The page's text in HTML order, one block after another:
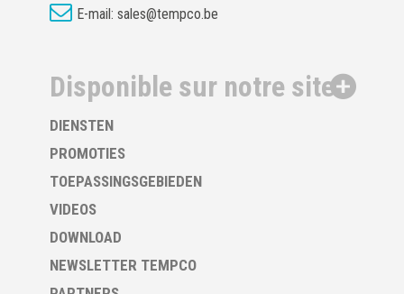
E-mail: sales@tempco.be
Disponible sur notre site
DIENSTEN
PROMOTIES
TOEPASSINGSGEBIEDEN
VIDEOS
DOWNLOAD
NEWSLETTER TEMPCO